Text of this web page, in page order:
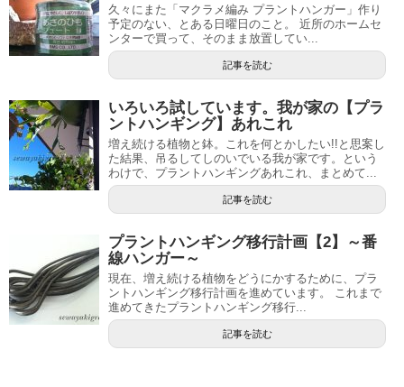
久々にまた「マクラメ編み プラントハンガー」作り
予定のない、とある日曜日のこと。 近所のホームセ
ンターで買って、そのまま放置してい...
記事を読む
いろいろ試しています。我が家の【プラ
ントハンギング】あれこれ
増え続ける植物と鉢。これを何とかしたい!!と思案し
た結果、吊るしてしのいでいる我が家です。という
わけで、プラントハンギングあれこれ、まとめて...
記事を読む
プラントハンギング移行計画【2】～番
線ハンガー～
現在、増え続ける植物をどうにかするために、プラ
ントハンギング移行計画を進めています。 これまで
進めてきたプラントハンギング移行...
記事を読む